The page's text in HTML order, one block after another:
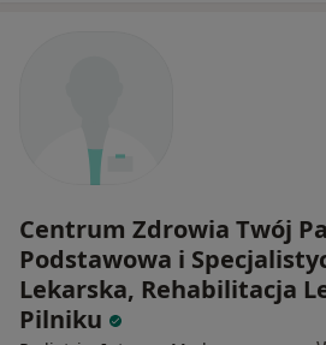
Centrum Zdrowia Twój
Podstawowa i
Lekarska, Rehabilitacja
Pilniku